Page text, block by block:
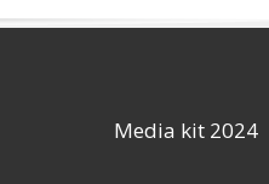
Media kit 2024